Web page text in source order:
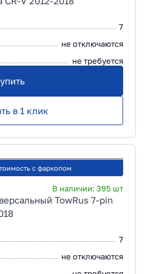
7
не отключаются
не требуется
в 1 клик
с фаркопом
В наличии: 395 шт
TowRus 7-pin
7
не отключаются